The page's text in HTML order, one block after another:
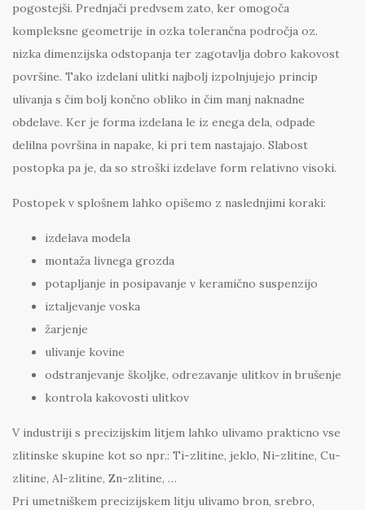
pogostejši. Prednjači predvsem zato, ker omogoča
kompleksne geometrije in ozka tolerančna področja oz.
nizka dimenzijska odstopanja ter zagotavlja dobro kakovost
površine. Tako izdelani ulitki najbolj izpolnjujejo princip
ulivanja s čim bolj končno obliko in čim manj naknadne
obdelave. Ker je forma izdelana le iz enega dela, odpade
delilna površina in napake, ki pri tem nastajajo. Slabost
postopka pa je, da so stroški izdelave form relativno visoki.
Postopek v splošnem lahko opišemo z naslednjimi koraki:
izdelava modela
montaža livnega grozda
potapljanje in posipavanje v keramično suspenzijo
iztaljevanje voska
žarjenje
ulivanje kovine
odstranjevanje školjke, odrezavanje ulitkov in brušenje
kontrola kakovosti ulitkov
V industriji s precizijskim litjem lahko ulivamo prakticno vse
zlitinske skupine kot so npr.: Ti-zlitine, jeklo, Ni-zlitine, Cu-
zlitine, Al-zlitine, Zn-zlitine, …
Pri umetniškem precizijskem litju ulivamo bron, srebro,